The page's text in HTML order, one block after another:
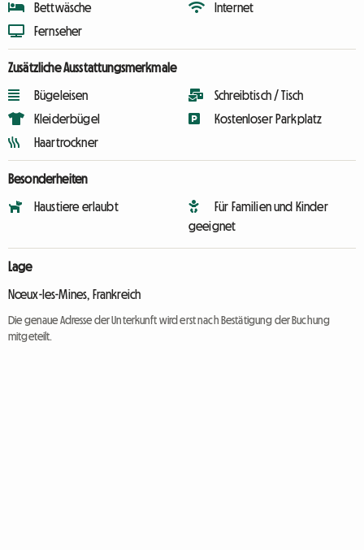
Bettwäsche
Fernseher
Internet
Zusätzliche Ausstattungsmerkmale
Bügeleisen
Kleiderbügel
Haartrockner
Schreibtisch / Tisch
Kostenloser Parkplatz
Besonderheiten
Haustiere erlaubt
Für Familien und Kinder
geeignet
Lage
Nœux-les-Mines, Frankreich
Die genaue Adresse der Unterkunft wird erst nach Bestätigung der Buchung
mitgeteilt.